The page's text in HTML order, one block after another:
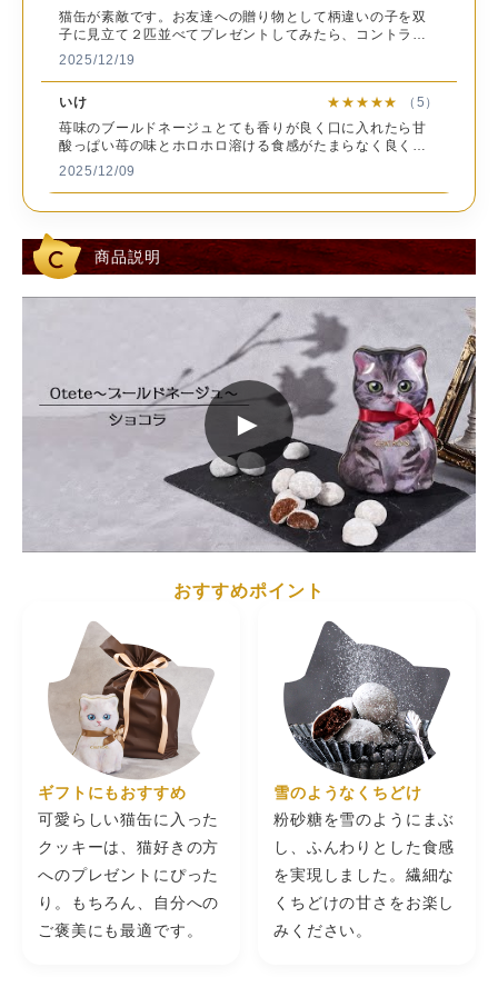
ショコラ：小麦粉（国内製造）、粉糖（砂糖、コーンスタ
ーチ）、バター、ココアパウダー、食塩／乳化剤、着色料
（カラメル）、香料、（一部に小麦 乳成分を含む）
抹茶：小麦粉（国内製造）、バター、粉糖（砂糖、コーン
スターチ）、抹茶パウダー（ブドウ糖、コーンスターチ、
食用精製加工油脂、抹茶）、抹茶、食塩／香料、乳化剤、
着色料（ウコン、クチナシ）、（一部に小麦・乳成分を含
む）
ア
レ
ル
ゲ
乳成分、小麦
賞
商品に記載
発送日時点で20日以上ある商品をお送りいたします。
直射日光、高温多湿を避け冷暗所にて保存
シャトロワ株式会社 神戸市中央区港島南町4-6-4
猫缶が素敵です。お友達への贈り物として柄違いの子を双
子に見立て２匹並べてプレゼントしてみたら、コントラス
トも良く、とても喜んでくれました。猫好きの方にぜひ送
2025/12/19
いけ ★★★★★
（5）
苺味のブールドネージュとても香りが良く口に入れたら甘
酸っぱい苺の味とホロホロ溶ける食感がたまらなく良く美
味しいです。
2025/12/09
キャラメルミルクティー ★★★★★ （5）
Xで見て一目惚れして購入しました。 お写真以上に可愛く
て感動しました。 購入して良かったです。
2025/12/04
★★★★★
猫缶が欲しくて買いました。 クッキーも甘くて美味しかっ
2025/11/30
★★★★★ （5）
以前 別のねこ缶を購入しました。今回のねこ缶も可愛い
し、贈り物としてもとても喜ばれました。クッキーもホロ
ホロで、お茶菓子にぴったりです。ねこ好きのプレゼント
には最適です。困るのは全種類揃えたくなる事ですね…
★★★★★
菓子が想像を越えて美味しかった! また購入したいと思い
natsu ★★★★★ （5）
このシリーズ可愛すぎて全部集めたくなります。猫好きに
はたまりません。 食べ終わってもインテリアとして飾れる
ところがお気に入りです！
2025/09/29
安。 ★★★★★ （5）
こちらは抹茶特有の、苦すぎる後味がそこまでしなくて食
べやすかったです。 抹茶の後引く苦味が好きな方もいらっ
しゃるとは思いますが、自分はその苦味が得意ではないの
に、抹茶のお菓子を定期的に食べたくなってしまうので…
とてもありがたいお味で美味しかったです。
2025/08/17
れーさん ★★★★★
（5）
ブリティッシュショートヘアーグレーの猫さんを購入しま
した。 可愛い！可愛い！可愛すぎです！ 中のお菓子は正直
期待してなかったのですが、抹茶味のクッキーが美味しく
商品説明
►
おすすめポイント
ギフトにもおすすめ
可愛らしい猫缶に入った
クッキーは、猫好きの方
へのプレゼントにぴった
り。もちろん、自分への
ご褒美にも最適です。
雪のようなくちどけ
粉砂糖を雪のようにまぶ
し、ふんわりとした食感
を実現しました。繊細な
くちどけの甘さをお楽し
みください。